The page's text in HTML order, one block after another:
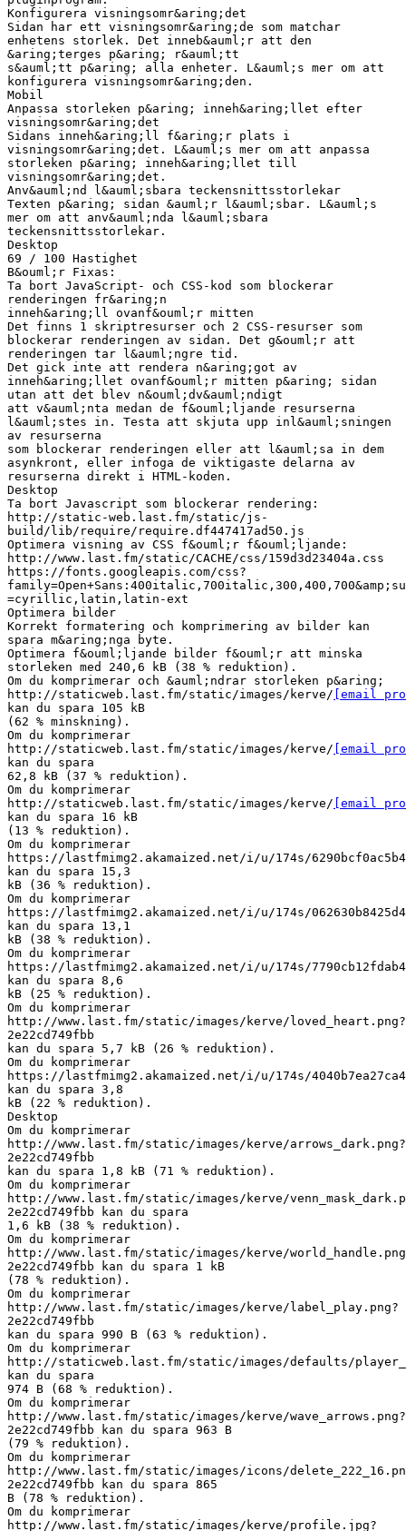
Konfigurera visningsomr&aring;det
Sidan har ett visningsomr&aring;de som matchar
enhetens storlek. Det inneb&auml;r att den
&aring;terges p&aring; r&auml;tt
s&auml;tt p&aring; alla enheter. L&auml;s mer om att
konfigurera visningsomr&aring;den.
Mobil
Anpassa storleken p&aring; inneh&aring;llet efter
visningsomr&aring;det
Sidans inneh&aring;ll f&aring;r plats i
visningsomr&aring;det. L&auml;s mer om att anpassa
storleken p&aring; inneh&aring;llet till
visningsomr&aring;det.
Anv&auml;nd l&auml;sbara teckensnittsstorlekar
Texten p&aring; sidan &auml;r l&auml;sbar. L&auml;s
mer om att anv&auml;nda l&auml;sbara
teckensnittsstorlekar.
Desktop
69 / 100 Hastighet
B&ouml;r Fixas:
Ta bort JavaScript- och CSS-kod som blockerar
renderingen fr&aring;n
inneh&aring;ll ovanf&ouml;r mitten
Det finns 1 skriptresurser och 2 CSS-resurser som
blockerar renderingen av sidan. Det g&ouml;r att
renderingen tar l&auml;ngre tid.
Det gick inte att rendera n&aring;got av
inneh&aring;llet ovanf&ouml;r mitten p&aring; sidan
utan att det blev n&ouml;dv&auml;ndigt
att v&auml;nta medan de f&ouml;ljande resurserna
l&auml;stes in. Testa att skjuta upp inl&auml;sningen
av resurserna
som blockerar renderingen eller att l&auml;sa in dem
asynkront, eller infoga de viktigaste delarna av
resurserna direkt i HTML-koden.
Desktop
Ta bort Javascript som blockerar rendering:
http://static-web.last.fm/static/js-
build/lib/require/require.df447417ad50.js
Optimera visning av CSS f&ouml;r f&ouml;ljande:
http://www.last.fm/static/CACHE/css/159d3d23404a.css
https://fonts.googleapis.com/css?
=cyrillic,latin,latin-ext
Optimera bilder
Korrekt formatering och komprimering av bilder kan
spara m&aring;nga byte.
Optimera f&ouml;ljande bilder f&ouml;r att minska
storleken med 240,6 kB (38 % reduktion).
Om du komprimerar och &auml;ndrar storleken p&aring;
http://staticweb.last.fm/static/images/kerve/ [email
kan du spara 105 kB
(62 % minskning).
Om du komprimerar
http://staticweb.last.fm/static/images/kerve/ [email
kan du spara
62,8 kB (37 % reduktion).
Om du komprimerar
http://staticweb.last.fm/static/images/kerve/ [email
kan du spara 16 kB
(13 % reduktion).
Om du komprimerar
https://lastfmimg2.akamaized.net/i/u/174s/
kan du spara 15,3
kB (36 % reduktion).
Om du komprimerar
https://lastfmimg2.akamaized.net/i/u/174s/
kan du spara 13,1
kB (38 % reduktion).
Om du komprimerar
https://lastfmimg2.akamaized.net/i/u/174s/
kan du spara 8,6
kB (25 % reduktion).
Om du komprimerar
http://www.last.fm/static/images/kerve/loved_heart.png?
2e22cd749fbb
kan du spara 5,7 kB (26 % reduktion).
Om du komprimerar
https://lastfmimg2.akamaized.net/i/u/174s/
kan du spara 3,8
kB (22 % reduktion).
Desktop
Om du komprimerar
http://www.last.fm/static/images/kerve/arrows_dark.png?
2e22cd749fbb
kan du spara 1,8 kB (71 % reduktion).
Om du komprimerar
http://www.last.fm/static/images/kerve/
2e22cd749fbb kan du spara
1,6 kB (38 % reduktion).
Om du komprimerar
http://www.last.fm/static/images/kerve/
2e22cd749fbb kan du spara 1 kB
(78 % reduktion).
Om du komprimerar
http://www.last.fm/static/images/kerve/label_play.png?
2e22cd749fbb
kan du spara 990 B (63 % reduktion).
Om du komprimerar
http://staticweb.last.fm/static/images/defaults/
kan du spara
974 B (68 % reduktion).
Om du komprimerar
http://www.last.fm/static/images/kerve/wave_arrows.png?
2e22cd749fbb kan du spara 963 B
(79 % reduktion).
Om du komprimerar
http://www.last.fm/static/images/icons/
2e22cd749fbb kan du spara 865
B (78 % reduktion).
Om du komprimerar
http://www.last.fm/static/images/kerve/profile.jpg?